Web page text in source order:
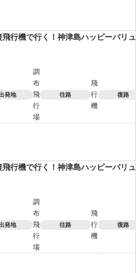
飛行機で行く！神津島ハッピーバリ
発地
調
布
飛
行
場
往路
飛
行
機
復路
飛行機で行く！神津島ハッピーバリ
発地
調
布
飛
行
場
往路
飛
行
機
復路